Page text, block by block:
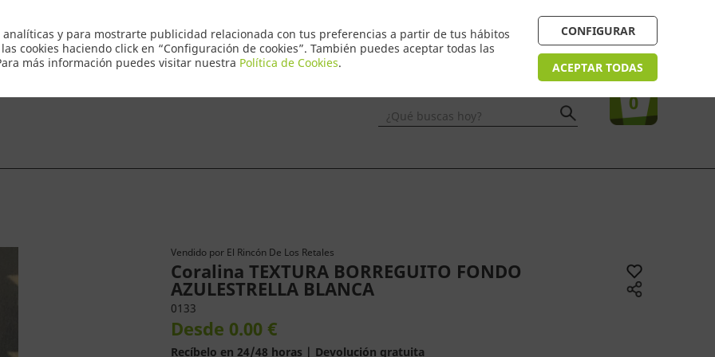
y para mostrarte publicidad relacionada con tus preferencias a partir de tus hábitos
cookies haciendo click en “Configuración de cookies”. También puedes aceptar todas las
más información puedes visitar nuestra Política de Cookies.
CONFIGURAR
ACEPTAR TODAS
¿Necesitas ayuda? FAQ
Tu compra
0
¿Qué buscas hoy?
Vendido por El Rincón De Los Retales
Coralina TEXTURA BORREGUITO FONDO
AZULESTRELLA BLANCA
0133
Desde 0.00 €
Recíbelo en 24/48 horas | Devolución gratuita